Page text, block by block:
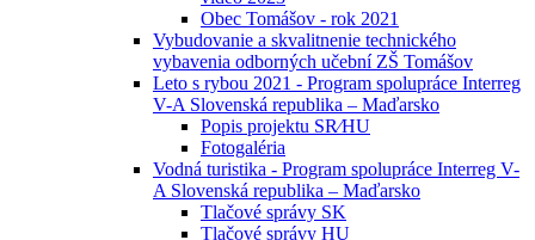
Obec Tomášov - rok 2021
Vybudovanie a skvalitnenie technického
vybavenia odborných učební ZŠ Tomášov
Leto s rybou 2021 - Program spolupráce Interreg
V-A Slovenská republika – Maďarsko
Popis projektu SR⁄HU
Fotogaléria
Vodná turistika - Program spolupráce Interreg V-
A Slovenská republika – Maďarsko
Tlačové správy SK
Tlačové správy HU